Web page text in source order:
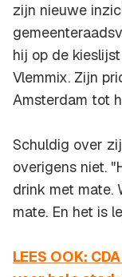
zijn nieuwe
hij op de
Vlemmix. Zijn
Amsterdam tot
Schuldig over
overigens niet.
drink met mate.
mate. En het is
LEES OOK: